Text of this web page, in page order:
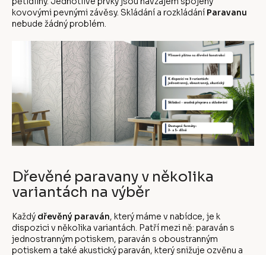
kovovými pevnými závěsy. Skládání a rozkládání Paravanu
nebude žádný problém.
Dřevěné paravany v několika
variantách na výběr
Každý dřevěný paraván, který máme v nabídce, je k
dispozici v několika variantách. Patří mezi ně: paraván s
jednostranným potiskem, paraván s oboustranným
potiskem a také akustický paraván, který snižuje ozvěnu a